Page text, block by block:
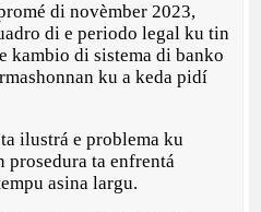
di novèmber 2023,
di e periodo legal ku tin
kambio di sistema di banko
ku a keda pidí
ilustrá e problema ku
ta enfrentá
asina largu.